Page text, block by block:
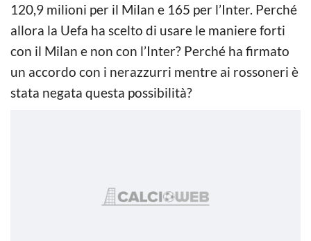
120,9 milioni per il Milan e 165 per l’Inter. Perché
allora la Uefa ha scelto di usare le maniere forti
con il Milan e non con l’Inter? Perché ha firmato
un accordo con i nerazzurri mentre ai rossoneri è
stata negata questa possibilità?